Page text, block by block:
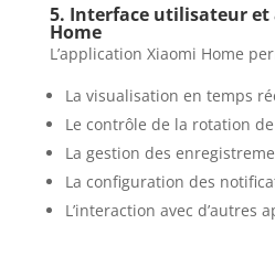
5. Interface utilisateur
Home
L’application Xiaomi Home
La visualisation en temps
Le contrôle de la rotation
La gestion des
La configuration des
L’interaction avec d’autres